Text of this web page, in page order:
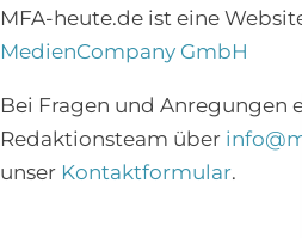
MFA-heute.de ist eine
MedienCompany GmbH
Bei Fragen und Anregungen
Redaktionsteam über
unser Kontaktformular.